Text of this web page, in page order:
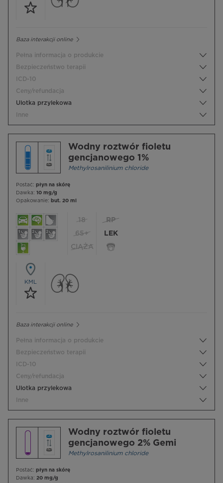
Baza interakcji online
Pełna informacja o produkcie
Bezpieczeństwo terapii
ICD-10
Ceny/refundacja
Ulotka przylekowa
Inne
Wodny roztwór fioletu
gencjanowego 1%
Methylrosanilinium chloride
Postać: płyn na skórę
Dawka: 10 mg/g
Opakowanie: but. 20 ml
18
65+
CIĄŻA
RP
LEK
KML
Baza interakcji online
Pełna informacja o produkcie
Bezpieczeństwo terapii
ICD-10
Ceny/refundacja
Ulotka przylekowa
Inne
Wodny roztwór fioletu
gencjanowego 2% Gemi
Methylrosanilinium chloride
Postać: płyn na skórę
Dawka: 20 mg/g